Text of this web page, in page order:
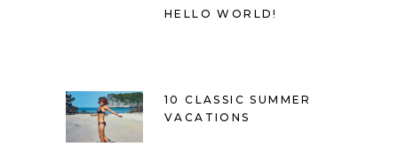
HELLO WORLD!
10 CLASSIC SUMMER
VACATIONS